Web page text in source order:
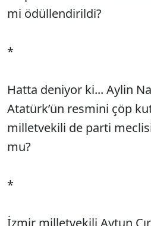
mi ödüllendirildi?
*
Hatta deniyor ki... Aylin
Atatürk’ün resmini çöp
milletvekili de parti
mu?
*
İzmir milletvekili Aytun